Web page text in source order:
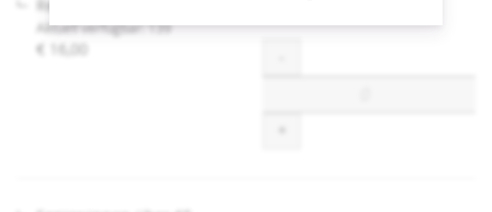
Regulär
Aktuell verfügbar: 139
€ 16,00